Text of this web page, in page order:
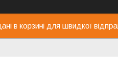
в корзині для швидкої